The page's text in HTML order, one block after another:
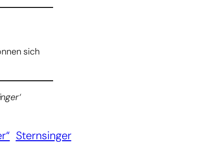
sich
Sternsinger